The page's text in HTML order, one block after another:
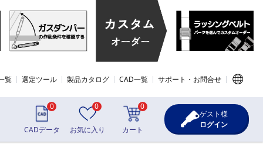
覧 選定ツール 製品カタログ CAD一覧 サポート・お問合せ
0
CADデータ
0
お気に入り
0
カート
ゲスト様
ログイン